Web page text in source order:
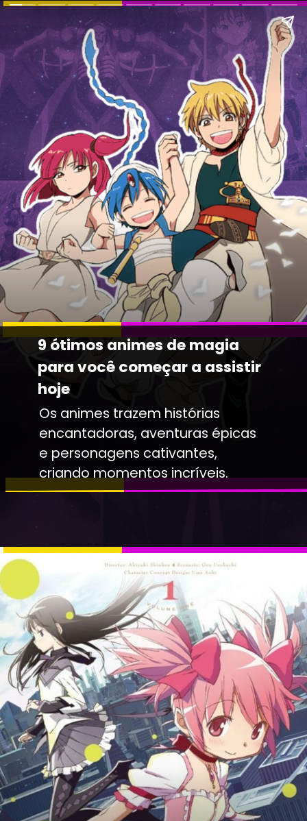
9 ótimos animes de magia
para você começar a assistir
hoje
Os animes trazem histórias
encantadoras, aventuras épicas
e personagens cativantes,
criando momentos incríveis.